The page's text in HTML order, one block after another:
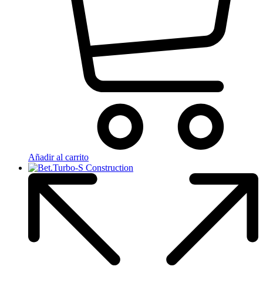
Añadir al carrito